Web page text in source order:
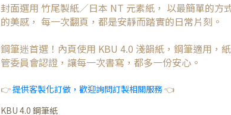
封面選用 竹尾製紙／日本 NT 元素紙， 以最簡單的方
的美感， 每一次翻頁，都是安靜而踏實的日常片刻。
鋼筆迷首選！內頁使用 KBU 4.0 淺韻紙，鋼筆適用，
管委員會認證，讓每一次書寫，都多一份安心。
👉提供客製化訂做，歡迎詢問訂製相關服務 👈
KBU 4.0 鋼筆紙